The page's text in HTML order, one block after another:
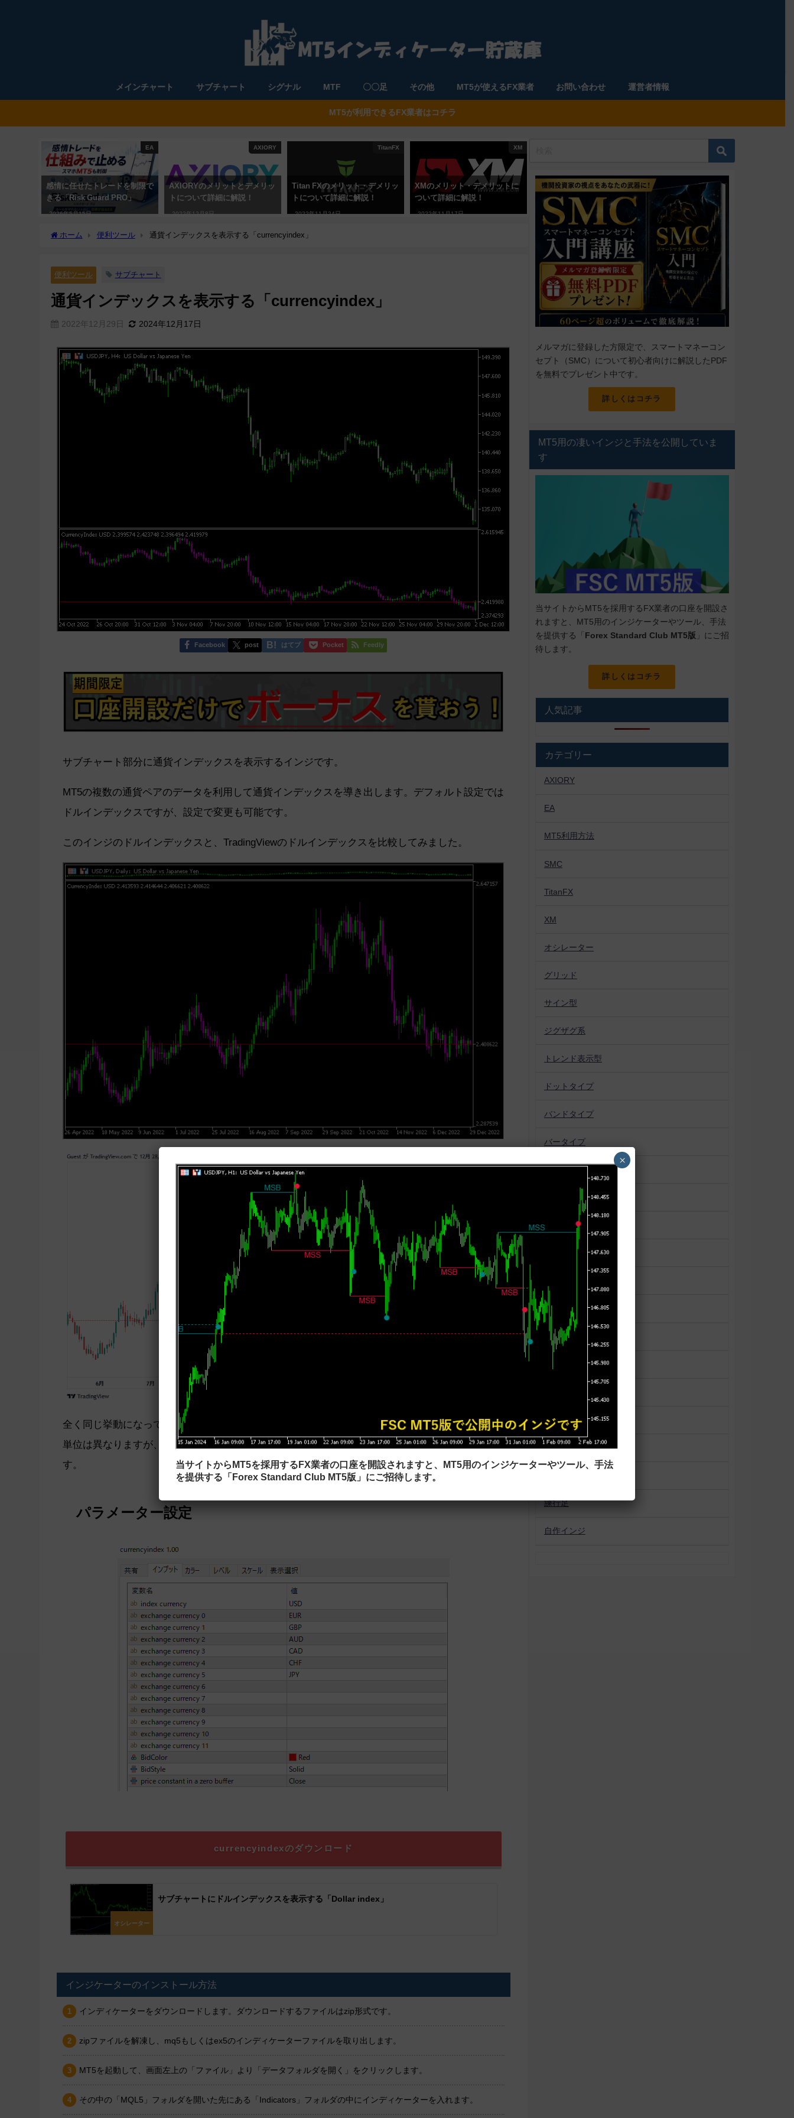
メインチャート サブチャート シグナル MTF 〇〇足 その他 MT5が使えるFX業者 お問い合わせ 運営者情報
MT5が利用できるFX業者はコチラ
EA
感情に任せたトレードを制限で
きる「Risk Guard PRO」
2026年5月15日
AXIORY
AXIORYのメリットとデメリッ
トについて詳細に解説！
2022年12月8日
TitanFX
Titan FXのメリット・デメリッ
トについて詳細に解説！
2022年11月24日
XM
XMのメリット・デメリットに
ついて詳細に解説！
2022年11月17日
ホーム 便利ツール 通貨インデックスを表示する「currencyindex」
便利ツール サブチャート
通貨インデックスを表示する「currencyindex」
2022年12月29日 2024年12月17日
Facebook post はてブ Pocket Feedly
サブチャート部分に通貨インデックスを表示するインジです。
MT5の複数の通貨ペアのデータを利用して通貨インデックスを導き出します。デフォルト設定では
ドルインデックスですが、設定で変更も可能です。
このインジのドルインデックスと、TradingViewのドルインデックスを比較してみました。
全く同じ挙動になっているのが分かります。
単位は異なりますが、通貨インデックスの推移を参考にしながらトレードしたい方にオススメで
す。
パラメーター設定
currencyindexのダウンロード
オシレーター
サブチャートにドルインデックスを表示する「Dollar index」
インジケーターのインストール方法
インディケーターをダウンロードします。ダウンロードするファイルはzip形式です。
zipファイルを解凍し、mq5もしくはex5のインディケーターファイルを取り出します。
MT5を起動して、画面左上の「ファイル」より「データフォルダを開く」をクリックします。
その中の「MQL5」フォルダを開いた先にある「Indicators」フォルダの中にインディケーターを入れます。
メルマガに登録した方限定で、スマートマネーコン
セプト（SMC）について初心者向けに解説したPDF
を無料でプレゼント中です。
詳しくはコチラ
MT5用の凄いインジと手法を公開していま
す
当サイトからMT5を採用するFX業者の口座を開設さ
れますと、MT5用のインジケーターやツール、手法
を提供する「 Forex Standard Club MT5版 」にご招
待します。
詳しくはコチラ
人気記事
カテゴリー
AXIORY
EA
MT5利用方法
SMC
TitanFX
XM
オシレーター
グリッド
サイン型
ジグザグ系
トレンド表示型
ドットタイプ
バンドタイプ
バータイプ
パターン認識
プロファイル系
ボックス
マーケットプロファイル
ローソク足
一目均衡表
未分類
相場状況表示
練行足
自作インジ
当サイトからMT5を採用するFX業者の口座を開設されますと、MT5用のインジケーターやツール、手法
を提供する「Forex Standard Club MT5版」にご招待します。
×